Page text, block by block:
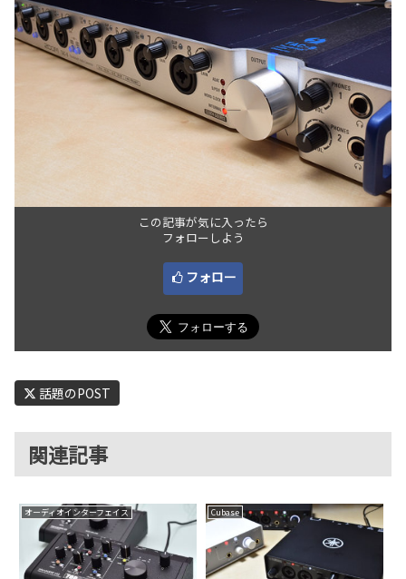
この記事が気に入ったら
フォローしよう
フォロー
話題のPOST
関連記事
オーディオインターフェイス Cubase